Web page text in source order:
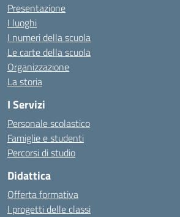
Presentazione
I luoghi
I numeri della scuola
Le carte della scuola
Organizzazione
La storia
I Servizi
Personale scolastico
Famiglie e studenti
Percorsi di studio
Didattica
Offerta formativa
I progetti delle classi